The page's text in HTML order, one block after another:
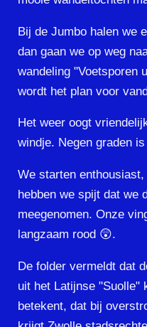
Bij de Jumbo halen we
dan gaan we op weg
wandeling "Voetsporen
wordt het plan voor
Het weer oogt
windje. Negen graden
We starten
hebben we spijt dat we
meegenomen. Onze
langzaam rood 😲.
De folder vermeldt dat
uit het Latijnse "Suolle"
betekent, dat bij